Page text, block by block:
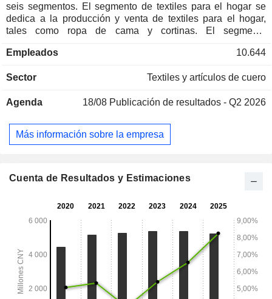
seis segmentos. El segmento de textiles para el hogar se
dedica a la producción y venta de textiles para el hogar,
tales como ropa de cama y cortinas. El segmento
segmento químico se dedica a la producción y venta de
motores se dedica a la producción y venta de motores
recubrimiento se dedica a la producción y venta de
energético con protección térmica, materiales de
recubrimiento anticorrosión de alta resistencia para el sector
La empresa también opera en el segmento «Otros». La
Empleados 10.644
Sector Textiles y artículos de cuero
Agenda 18/08 Publicación de resultados - Q2 2026
Más información sobre la empresa
Cuenta de Resultados y Estimaciones